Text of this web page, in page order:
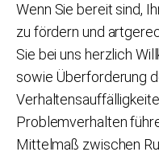
Wenn Sie bereit sind,
zu fördern und
Sie bei uns herzlich
sowie Überforderung
Problemverhalten
Mittelmaß zwischen